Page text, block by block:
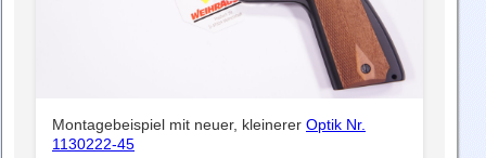
Montagebeispiel mit neuer, kleinerer Optik Nr.
1130222-45